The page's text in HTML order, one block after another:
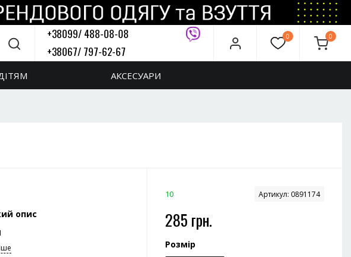
+38099/ 488-08-08
+38067/ 797-62-67
0 0
АКСЕСУАРИ
опис
10 Артикул: 0891174
285 грн.
Розмір